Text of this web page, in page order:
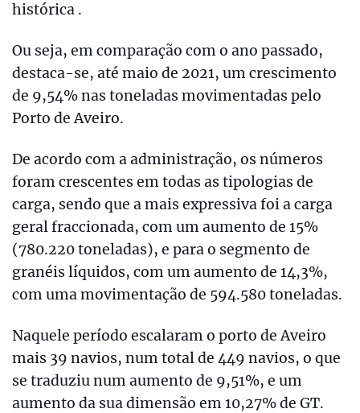
histórica .
Ou seja, em comparação com o ano passado,
destaca-se, até maio de 2021, um crescimento
de 9,54% nas toneladas movimentadas pelo
Porto de Aveiro.
De acordo com a administração, os números
foram crescentes em todas as tipologias de
carga, sendo que a mais expressiva foi a carga
geral fraccionada, com um aumento de 15%
(780.220 toneladas), e para o segmento de
granéis líquidos, com um aumento de 14,3%,
com uma movimentação de 594.580 toneladas.
Naquele período escalaram o porto de Aveiro
mais 39 navios, num total de 449 navios, o que
se traduziu num aumento de 9,51%, e um
aumento da sua dimensão em 10,27% de GT.